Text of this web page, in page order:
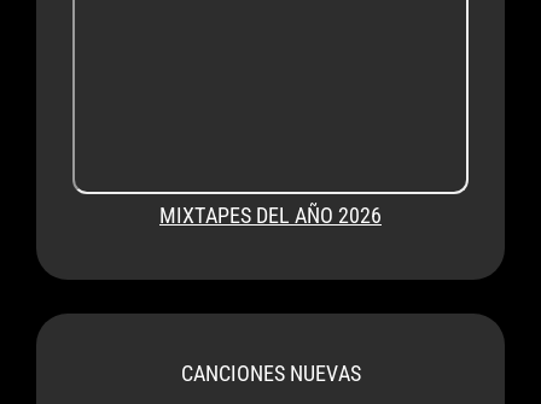
MIXTAPES DEL AÑO 2026
CANCIONES NUEVAS